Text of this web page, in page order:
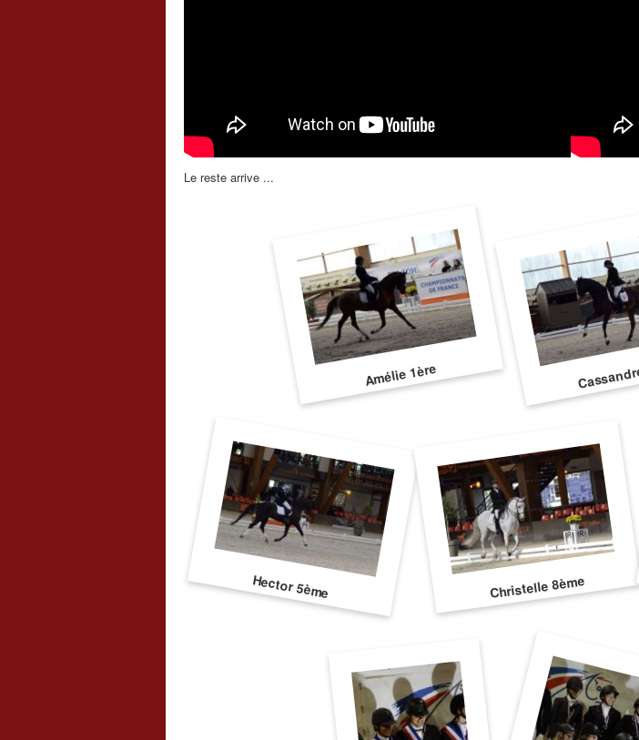
Le reste arrive ...
Amélie 1ère
Hector 5ème Christelle 8ème